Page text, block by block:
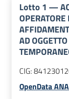
Lotto 1 —
AD
CIG:
OpenData